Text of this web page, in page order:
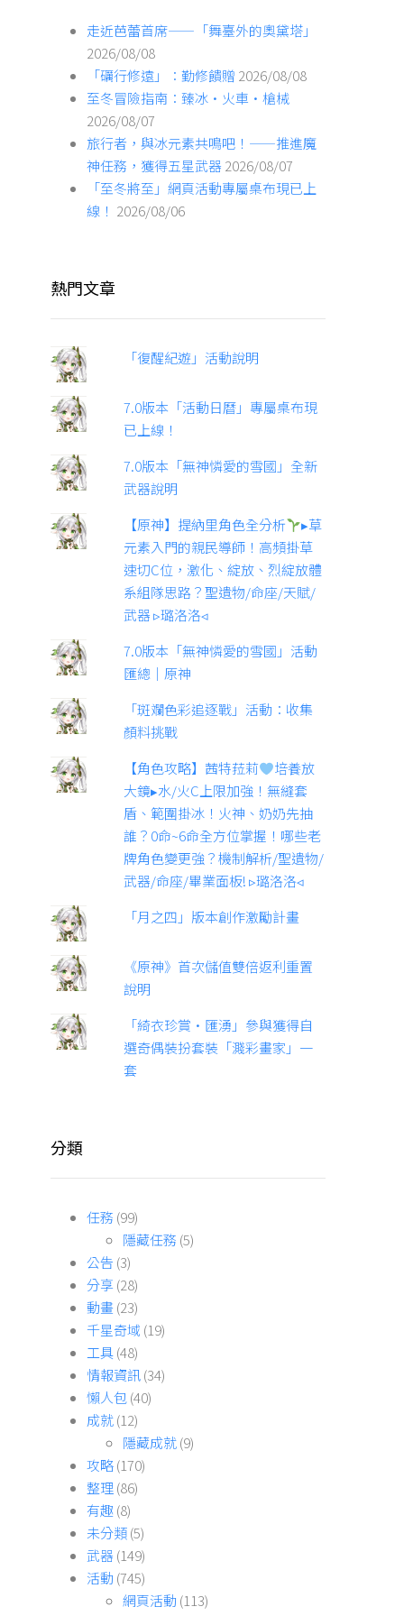
走近芭蕾首席——「舞臺外的奧黛塔」
2026/08/08
「礪行修遠」：勤修饋贈 2026/08/08
至冬冒險指南：臻冰·火車·槍械
2026/08/07
旅行者，與冰元素共鳴吧！——推進魔
神任務，獲得五星武器2026/08/07
「至冬將至」網頁活動專屬桌布現已上
線！ 2026/08/06
熱門文章
「復醒紀遊」活動說明
7.0版本「活動日曆」專屬桌布現
已上線！
7.0版本「無神憐愛的雪國」全新
武器說明
【原神】提納里角色全分析
▸草
元素入門的親民導師！高頻掛草
速切C位，激化、綻放、烈綻放體
系組隊思路？聖遺物/命座/天賦/
武器 ▹璐洛洛◃
7.0版本「無神憐愛的雪國」活動
匯總｜原神
「斑斕色彩追逐戰」活動：收集
顏料挑戰
【角色攻略】茜特菈莉
培養放
大鏡▸水/火C上限加強！無縫套
盾、範圍掛冰！火神、奶奶先抽
誰？0命~6命全方位掌握！哪些老
牌角色變更強？機制解析/聖遺物/
武器/命座/畢業面板! ▹璐洛洛◃
「月之四」版本創作激勵計畫
《原神》首次儲值雙倍返利重置
說明
「綺衣珍賞·匯湧」參與獲得自
選奇偶裝扮套裝「濺彩畫家」一
套
分類
任務 (99)
隱藏任務 (5)
公告 (3)
分享(28)
動畫(23)
千星奇域 (19)
工具(48)
情報資訊(34)
懶人包(40)
成就(12)
隱藏成就(9)
攻略(170)
整理(86)
有趣(8)
未分類(5)
武器(149)
活動 (745)
網頁活動 (113)